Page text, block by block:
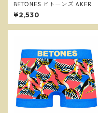
BETONES ビトーンズ AKER B
LUE/PINK メンズ フリーサイ
ズ ボクサーパンツ ※ネコポス
で送料無料※
¥2,530